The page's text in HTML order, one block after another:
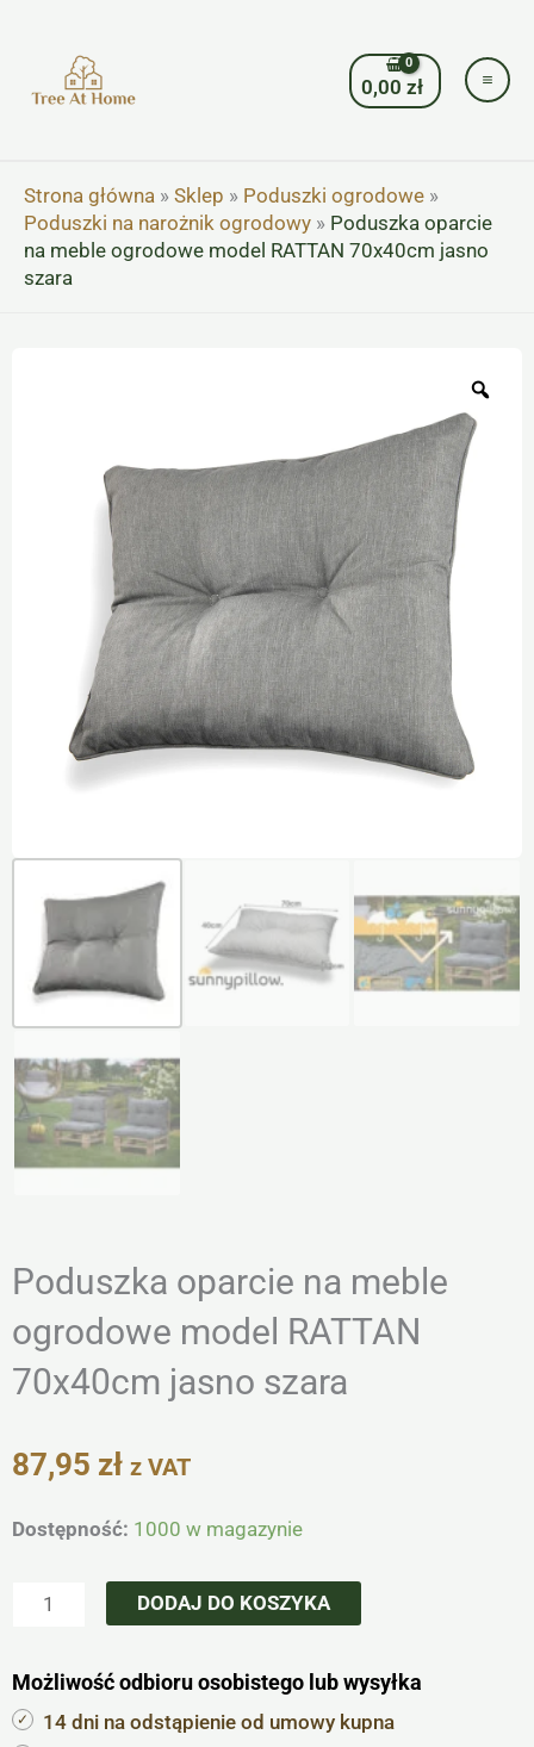
0,00zł
Strona główna » Sklep » Poduszki ogrodowe »
Poduszki na narożnik ogrodowy » Poduszka oparcie
na meble ogrodowe model RATTAN 70x40cm jasno
szara
Poduszka oparcie na meble
ogrodowe model RATTAN
70x40cm jasno szara
87,95 zł z VAT
Dostępność: 1000 w magazynie
ilość
oparcie
ogrodowe
model
DODAJ DO KOSZYKA
Możliwość odbioru osobistego lub wysyłka
14 dni na odstąpienie od umowy kupna